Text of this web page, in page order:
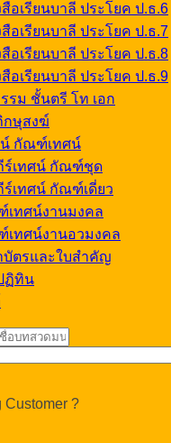
อเรียนบาลี ประโยค ป.ธ.6
อเรียนบาลี ประโยค ป.ธ.7
อเรียนบาลี ประโยค ป.ธ.8
อเรียนบาลี ประโยค ป.ธ.9
รม ชั้นตรี โท เอก
ษุสงฆ์
กัณฑ์เทศน์
ร์เทศน์ กัณฑ์ชุด
เทศน์ กัณฑ์เดี่ยว
เทศน์งานมงคล
ทศน์งานอวมงคล
ตรและใบสำคัญ
ฏิทิน
Customer ?